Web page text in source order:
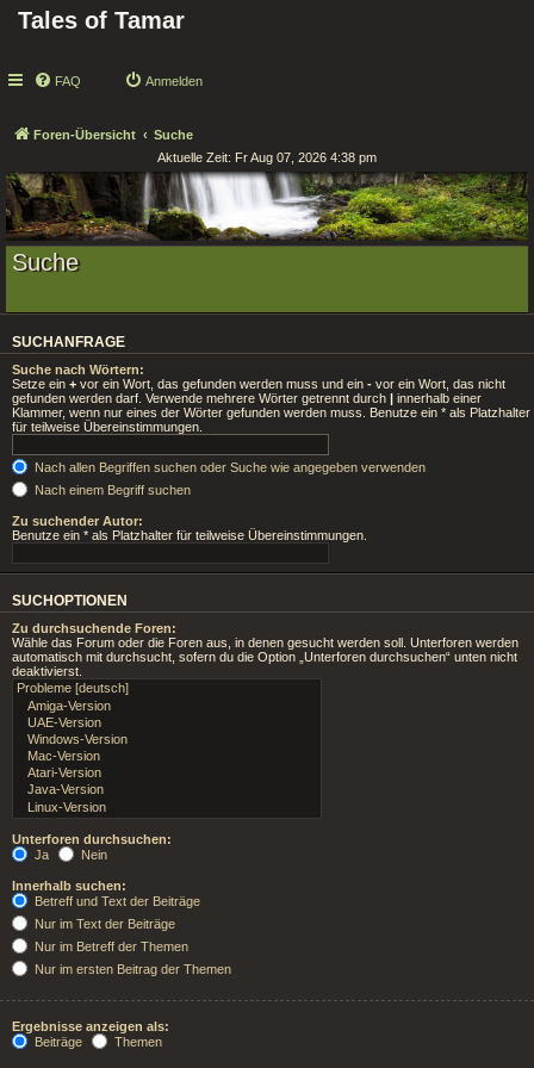
Tales of Tamar
FAQ Anmelden
Foren-Übersicht
Suche
Aktuelle Zeit: Fr Aug 07, 2026 4:38 pm
Suche
SUCHANFRAGE
Suche nach Wörtern:
Setze ein + vor ein Wort, das gefunden werden muss und ein - vor ein Wort, das nicht
gefunden werden darf. Verwende mehrere Wörter getrennt durch | innerhalb einer
Klammer, wenn nur eines der Wörter gefunden werden muss. Benutze ein * als Platzhalter
für teilweise Übereinstimmungen.
Nach allen Begriffen suchen oder Suche wie angegeben verwenden
Nach einem Begriff suchen
Zu suchender Autor:
Benutze ein * als Platzhalter für teilweise Übereinstimmungen.
SUCHOPTIONEN
Zu durchsuchende Foren:
Wähle das Forum oder die Foren aus, in denen gesucht werden soll. Unterforen werden
automatisch mit durchsucht, sofern du die Option „Unterforen durchsuchen“ unten nicht
deaktivierst.
Unterforen durchsuchen:
Ja
Nein
Innerhalb suchen:
Betreff und Text der Beiträge
Nur im Text der Beiträge
Nur im Betreff der Themen
Nur im ersten Beitrag der Themen
Ergebnisse anzeigen als:
Beiträge
Themen